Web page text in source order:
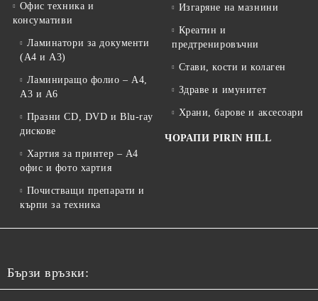
Офис техника и
консумативи
Ламинатори за документи
(A4 и A3)
Ламиниращо фолио – A4,
A3 и A6
Празни CD, DVD и Blu-ray
дискове
Хартия за принтер – A4
офис и фото хартия
Почистващи препарати и
кърпи за техника
Изгаряне на мазнини
Креатин и
предтренировъчни
Стави, кости и колаген
Здраве и имунитет
Храни, барове и аксесоари
ЧОРАПИ PIRIN HILL
Бързи връзки: